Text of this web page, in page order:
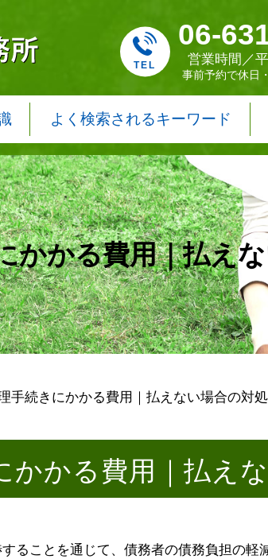
かかる費用｜払え
06-
営業時間／
事前予約で休日
よく検索されるキーワード
手続きにかかる費用｜払えない場合の対
かかる費用｜払え
ることを通じて、債務者の債務負担の軽